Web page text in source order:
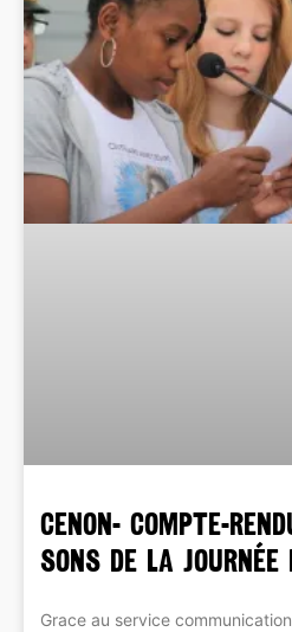
CENON- COMPTE-
SONS de la
Grace au service